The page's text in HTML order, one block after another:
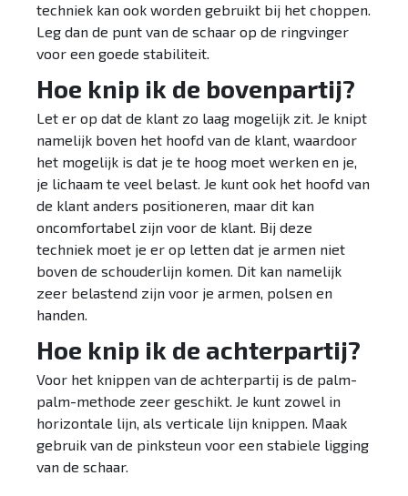
techniek kan ook worden gebruikt bij het choppen.
Leg dan de punt van de schaar op de ringvinger
voor een goede stabiliteit.
Hoe knip ik de bovenpartij?
Let er op dat de klant zo laag mogelijk zit. Je knipt
namelijk boven het hoofd van de klant, waardoor
het mogelijk is dat je te hoog moet werken en je,
je lichaam te veel belast. Je kunt ook het hoofd van
de klant anders positioneren, maar dit kan
oncomfortabel zijn voor de klant. Bij deze
techniek moet je er op letten dat je armen niet
boven de schouderlijn komen. Dit kan namelijk
zeer belastend zijn voor je armen, polsen en
handen.
Hoe knip ik de achterpartij?
Voor het knippen van de achterpartij is de palm-
palm-methode zeer geschikt. Je kunt zowel in
horizontale lijn, als verticale lijn knippen. Maak
gebruik van de pinksteun voor een stabiele ligging
van de schaar.